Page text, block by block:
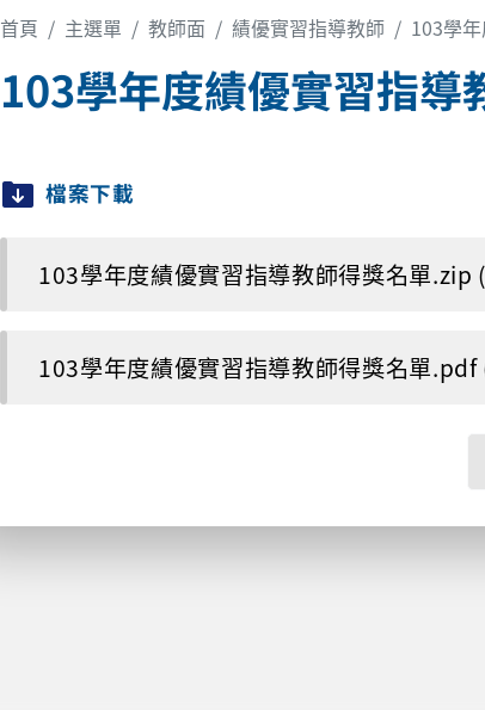
首頁 主選單 教師面 績優實習指導教師 103學
103學年度績優實習指導
檔案下載
103學年度績優實習指導教師得獎名單.zip
103學年度績優實習指導教師得獎名單